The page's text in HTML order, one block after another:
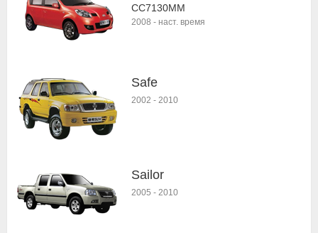
CC7130MM
2008 - наст. время
Safe
2002 - 2010
Sailor
2005 - 2010